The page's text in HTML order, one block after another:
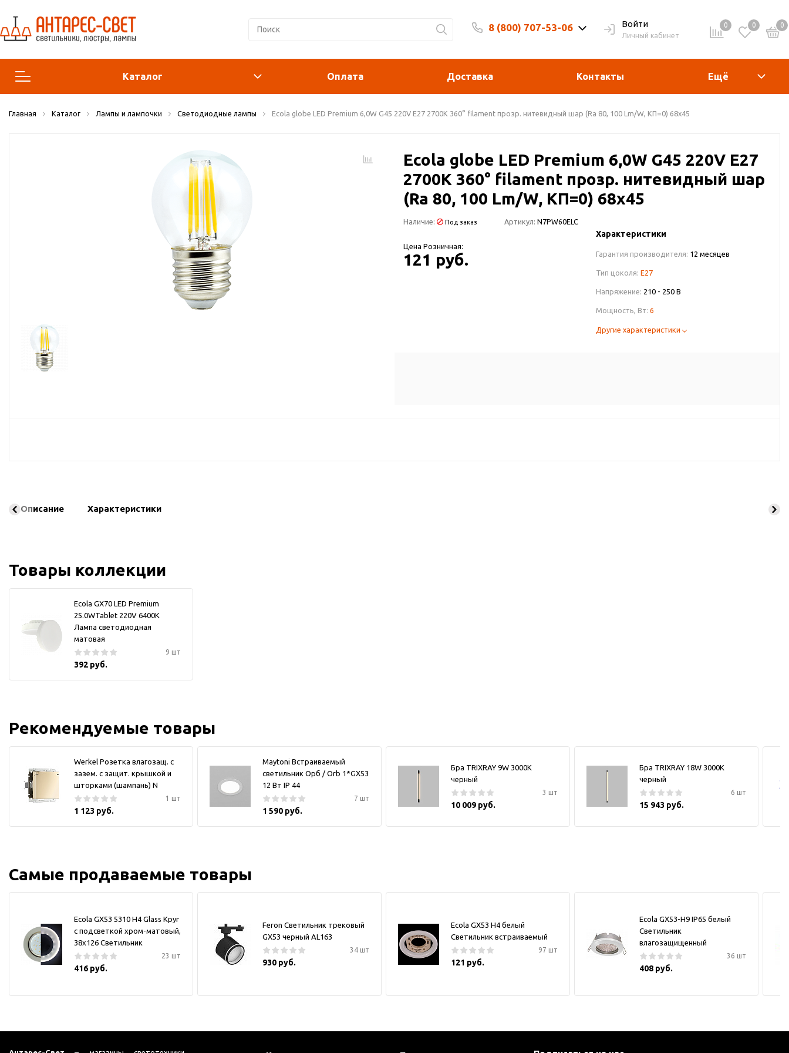
8 (800) 707-53-06 Войти
Личный кабинет
0 0 0
Каталог
Люстры и подвесы
Торшеры
Светодиодные ленты
Комплектующие
Оплата Доставка Контакты Ещё
Главная Каталог Лампы и лампочки Светодиодные лампы Ecola globe LED Premium 6,0W G45 220V E27 2700K 360° filament прозр. нитевидный шар (Ra 80, 100 Lm/W, КП=0) 68х45
Ecola globe LED Premium 6,0W G45 220V E27
2700K 360° filament прозр. нитевидный шар
(Ra 80, 100 Lm/W, КП=0) 68х45
Наличие: Под заказ Артикул: N7PW60ELC
Цена Розничная:
121 руб.
Характеристики
Гарантия производителя: 12 месяцев
Тип цоколя: E27
Напряжение: 210 - 250 В
Мощность, Вт: 6
Другие характеристики
Описание Характеристики
Товары коллекции
Ecola GX70 LED Premium
25.0WTablet 220V 6400K
Лампа светодиодная
матовая
9 шт
392 руб.
Рекомендуемые товары
Werkel Розетка влагозащ. с
зазем. с защит. крышкой и
шторками (шампань) N
1 шт
1 123 руб.
Maytoni Встраиваемый
светильник Орб / Orb 1*GX53
12 Вт IP 44
7 шт
1 590 руб.
Бра TRIXRAY 9W 3000К
черный
3 шт
10 009 руб.
Бра TRIXRAY 18W 3000К
черный
6 шт
15 943 руб.
Самые продаваемые товары
Ecola GX53 5310 H4 Glass Круг
с подсветкой хром-матовый,
38x126 Светильник
23 шт
416 руб.
Feron Светильник трековый
GX53 черный AL163
34 шт
930 руб.
Ecola GX53 H4 белый
Светильник встраиваемый
97 шт
121 руб.
Ecola GX53-H9 IP65 белый
Светильник
влагозащищенный
36 шт
408 руб.